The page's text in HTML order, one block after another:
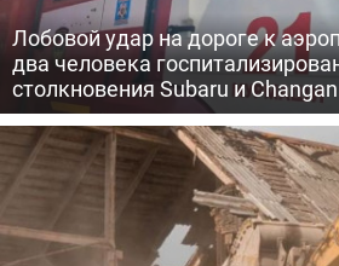
Лобовой удар на дороге к
два человека
столкновения Subaru и Changan